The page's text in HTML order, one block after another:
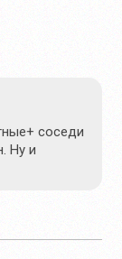
соседи
Ну и